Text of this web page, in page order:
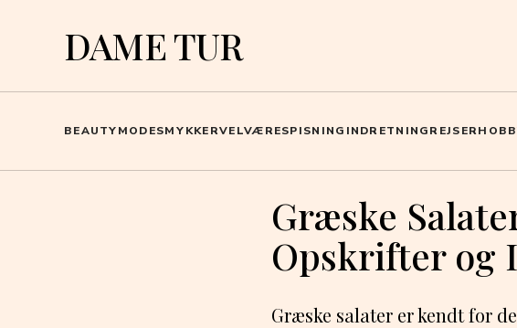
DAME TUR
BEAUTYMODESMYKKERVELVÆRESPISNING INDRETNINGREJSER
Græske
Opskrifter og
Græske salater er kendt for